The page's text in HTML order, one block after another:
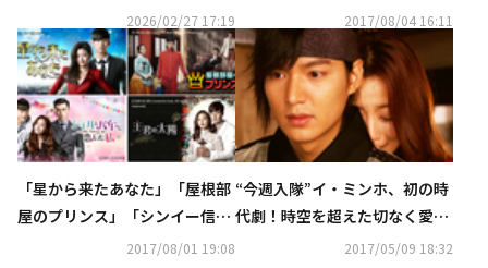
の純愛ロマンス『ホン・チョン
ギ』など、ファンタジー時代劇
の人気韓国ドラマを「ABEMA」
にて期間限定全話無料配信決定
2026/02/27 17:19
ちが主演の「星から来たあな
た」「屋根部屋のプリンス」
「シンイー信義ー」AbemaTV
で全話無料放送
2017/08/04 16:11
「星から来たあなた」「屋根部
屋のプリンス」「シンイー信義
ー」など注目タイトルを1話か
2017/08/01 19:08
“今週入隊”イ・ミンホ、初の時
代劇！時空を超えた切なく愛し
いファンタジー・ロマンス「シ
2017/05/09 18:32